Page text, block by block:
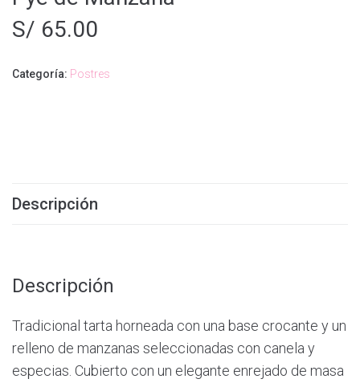
S/ 65.00
Categoría: Postres
Descripción
Descripción
Tradicional tarta horneada con una base crocante y un
relleno de manzanas seleccionadas con canela y
especias. Cubierto con un elegante enrejado de masa